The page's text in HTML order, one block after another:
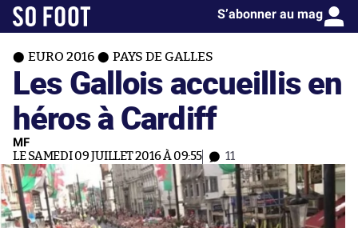
S’abonner au mag
EURO 2016 PAYS DE GALLES
Les Gallois accueillis en
héros à Cardiff
MF
LE SAMEDI 09 JUILLET 2016 À 09:55 11